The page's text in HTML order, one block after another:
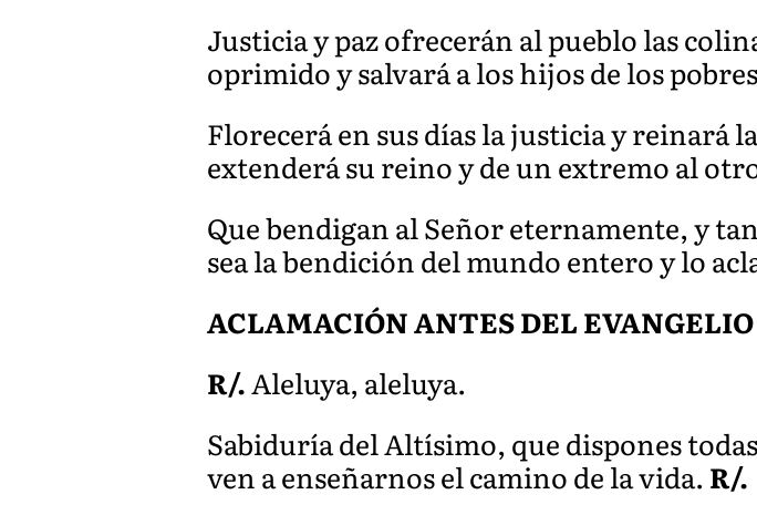
Justicia y paz ofrecerán al pueblo las
oprimido y salvará a los hijos de los
Florecerá en sus días la justicia y reinará
extenderá su reino y de un extremo al
Que bendigan al Señor eternamente, y
sea la bendición del mundo entero y lo
ACLAMACIÓN ANTES DEL EVANGELIO
R/.Aleluya, aleluya.
Sabiduría del Altísimo, que dispones
ven a enseñarnos el camino de la vida. R/.